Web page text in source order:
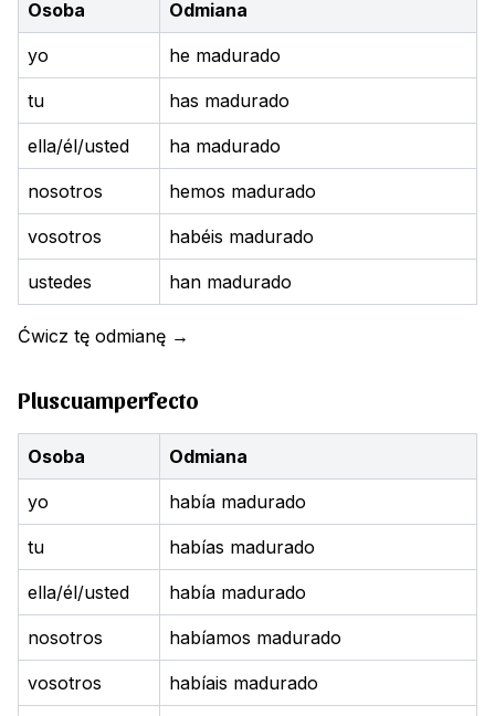
Osoba Odmiana
yo he madurado
tu has madurado
ella/él/usted ha madurado
nosotros hemos madurado
vosotros habéis madurado
ustedes han madurado
Ćwicz tę odmianę →
Pluscuamperfecto
Osoba Odmiana
yo había madurado
tu habías madurado
ella/él/usted había madurado
nosotros habíamos madurado
vosotros habíais madurado